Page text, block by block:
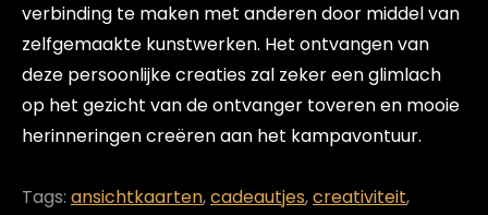
verbinding te maken met anderen door middel van
zelfgemaakte kunstwerken. Het ontvangen van
deze persoonlijke creaties zal zeker een glimlach
op het gezicht van de ontvanger toveren en mooie
herinneringen creëren aan het kampavontuur.
Tags: ansichtkaarten,cadeautjes,creativiteit,